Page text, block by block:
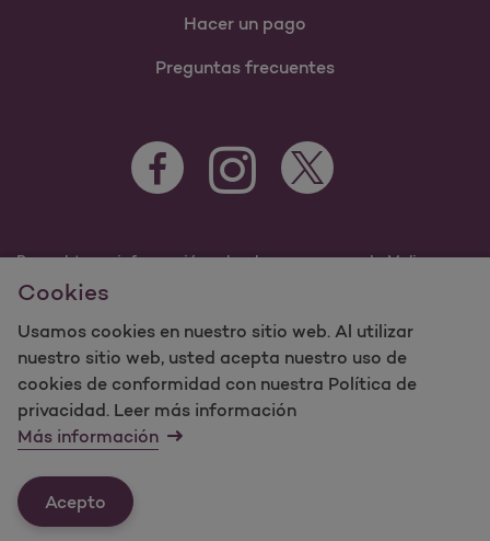
Cookies
Usamos cookies en nuestro sitio web. Al utilizar
nuestro sitio web, usted acepta nuestro uso de
cookies de conformidad con nuestra Política de
privacidad. Leer más información
Más información
Acepto
Hacer un pago
Preguntas frecuentes
Para obtener información sobre los programas de Molina
Healthcare Medicaid y Medicare, visite
MolinaHealthcare.com.
©2023 Molina Healthcare, Inc. Todos los derechos
reservados.
Molina -Términos de uso y
mapa del sitio sobre privacidad del sitio web
Última actualización: 12/16/2021